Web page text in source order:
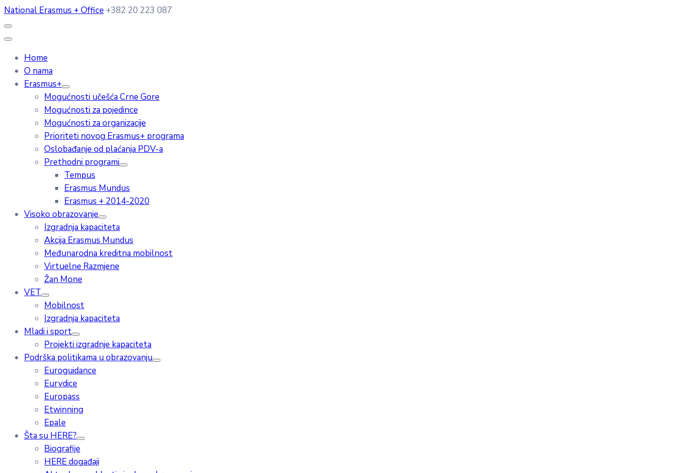
National Erasmus + Office +382 20 223 087
Home
O nama
Erasmus+
Mogućnosti učešća Crne Gore
Mogućnosti za pojedince
Mogućnosti za organizacije
Prioriteti novog Erasmus+ programa
Oslobađanje od plaćanja PDV-a
Prethodni programi
Tempus
Erasmus Mundus
Erasmus + 2014-2020
Visoko obrazovanje
Izgradnja kapaciteta
Akcija Erasmus Mundus
Međunarodna kreditna mobilnost
Virtuelne Razmjene
Žan Mone
VET
Mobilnost
Izgradnja kapaciteta
Mladi i sport
Projekti izgradnje kapaciteta
Podrška politikama u obrazovanju
Euroguidance
Eurydice
Europass
Etwinning
Epale
Šta su HERE?
Biografije
HERE događaji